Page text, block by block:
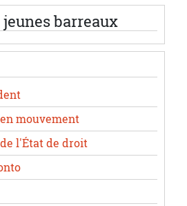
barreaux
en mouvement
l'État de droit